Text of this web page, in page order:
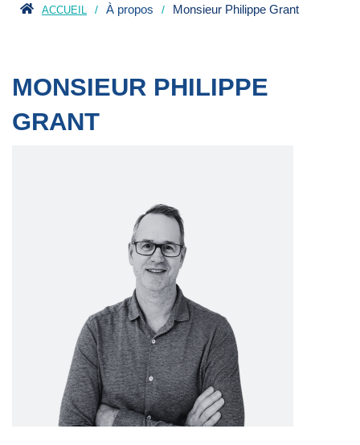
ACCUEIL À propos Monsieur Philippe Grant
MONSIEUR PHILIPPE
GRANT